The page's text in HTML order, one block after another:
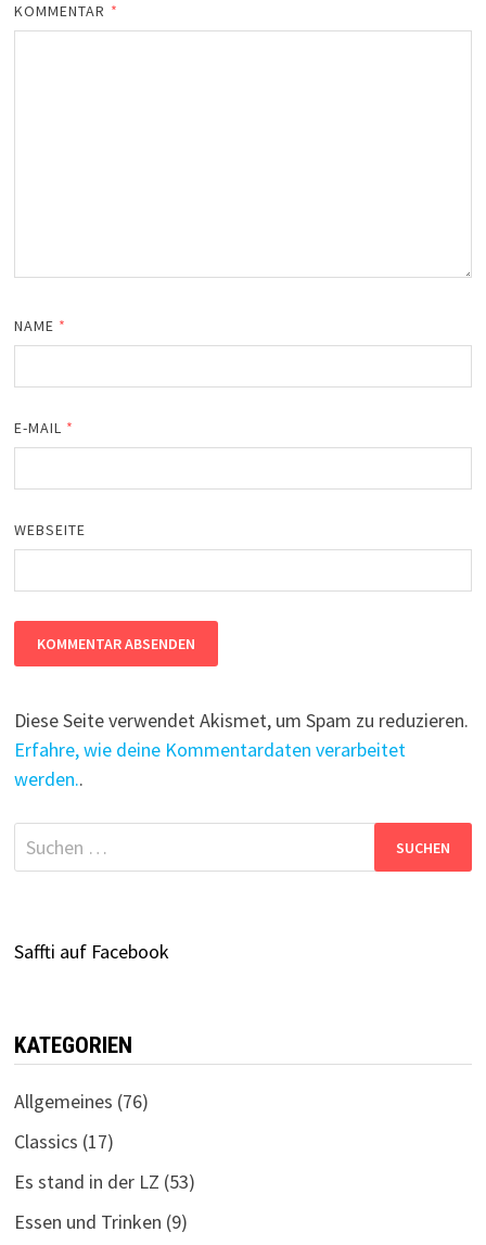
KOMMENTAR *
NAME *
E-MAIL *
WEBSEITE
Diese Seite verwendet Akismet, um Spam zu reduzieren.
Erfahre, wie deine Kommentardaten verarbeitet
werden..
Suchen
nach:
Saffti auf Facebook
KATEGORIEN
Allgemeines (76)
Classics (17)
Es stand in der LZ (53)
Essen und Trinken (9)